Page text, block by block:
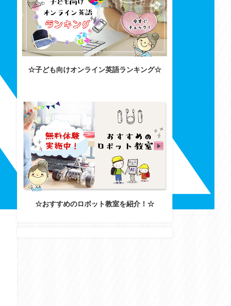
☆子ども向けオンライン英語ランキング☆
☆おすすめのロボット教室を紹介！☆